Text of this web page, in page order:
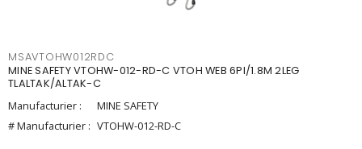
MSAVTOHW012RDC
MINE SAFETY VTOHW-012-RD-C VTOH WEB 6PI/1.8M 2LEG
TLALTAK/ALTAK-C
Manufacturier :
MINE SAFETY
# Manufacturier : VTOHW-012-RD-C